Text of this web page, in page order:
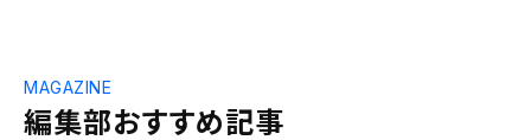
編集部おすすめ記事
MAGAZINE